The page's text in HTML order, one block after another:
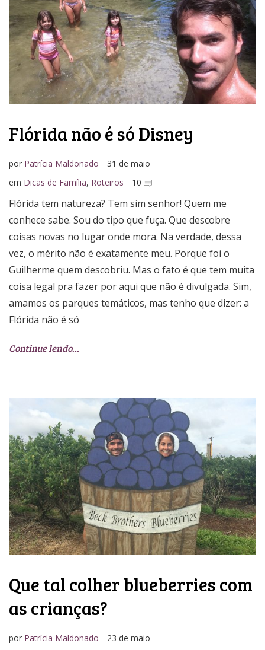
Media Kit
Flórida não é só Disney
por Patrícia Maldonado
31 de maio
em Dicas de Família, Roteiros 10
Flórida tem natureza? Tem sim senhor! Quem me
conhece sabe. Sou do tipo que fuça. Que descobre
coisas novas no lugar onde mora. Na verdade, dessa
vez, o mérito não é exatamente meu. Porque foi o
Guilherme quem descobriu. Mas o fato é que tem muita
coisa legal pra fazer por aqui que não é divulgada. Sim,
amamos os parques temáticos, mas tenho que dizer: a
Flórida não é só
Continue lendo…
Que tal colher blueberries com
as crianças?
por Patrícia Maldonado
23 de maio